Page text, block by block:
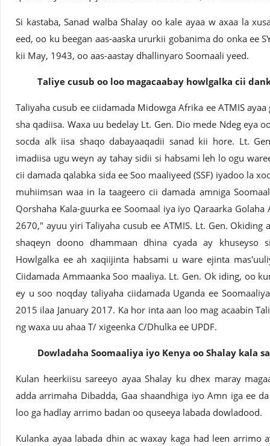
Si kastaba, Sanad walba Shalay oo kale ayaa w axaa la
eed, oo ku beegan aas-aaska ururkii gobanima do onka ee
kii May, 1943, oo aas-aastay dhallinyaro Soomaali yeed.
Taliye cusub oo loo magacaabay howlgalka cii
Taliyaha cusub ee ciidamada Midowga Afrika ee ATMIS
sha qadiisa. Waxa uu bedelay Lt. Gen. Dio mede Ndeg eya
socda alk iisa shaqo dabayaaqadii sanad kii hore. Lt.
imadiisa ugu weyn ay tahay sidii si habsami leh lo ogu
cii damada qalabka sida ee Soo maaliyeed (SSF) iyadoo la
muhiimsan waa in la taageero cii damada amniga
Qorshaha Kala-guurka ee Soomaal iya iyo Qaraarka Golaha
2670," ayuu yiri Taliyaha cusub ee ATMIS. Lt. Gen.
shaqeyn doono dhammaan dhina cyada ay khuseyso
Howlgalka ee ah xaqiijinta habsami u ware ejinta
Ciidamada Ammaanka Soo maaliya. Lt. Gen. Ok iding, oo
ey u soo noqday taliyaha ciidamada Uganda ee
2015 ilaa January 2017. Ka hor inta aan loo mag acaabin
ng waxa uu ahaa T/ xigeenka C/Dhulka ee UPDF.
Dowladaha Soomaaliya iyo Kenya oo Shalay kala
Kulan heerkiisu sareeyo ayaa Shalay ku dhex maray
adda arrimaha Dibadda, Gaa shaandhiga iyo Amn iga ee
loo ga hadlay arrimo badan oo quseeya labada dowladood.
Kulanka ayaa labada dhin ac waxay kaga had leen